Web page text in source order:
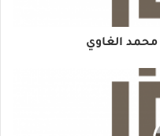
محمد الغاوي